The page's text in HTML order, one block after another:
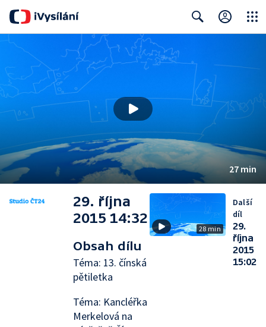
27 min
29. října
2015 14:32
Obsah dílu
Téma: 13. čínská
pětiletka
Téma: Kancléřka
Merkelová na
28 min
Další
díl
29.
října
2015
15:02